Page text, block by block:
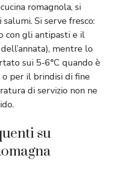
romagnola, si
Si serve fresco:
con gli antipasti e il
mentre lo
sui 5-6°C quando è
per il brindisi di fine
di servizio non ne
su